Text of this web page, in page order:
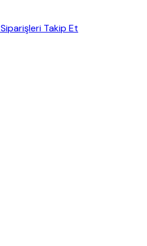
Siparişleri Takip Et